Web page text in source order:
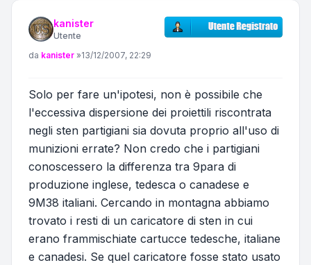
kanister
Utente
Messaggio
da kanister »13/12/2007, 22:29
Solo per fare un'ipotesi, non è possibile che
l'eccessiva dispersione dei proiettili riscontrata
negli sten partigiani sia dovuta proprio all'uso di
munizioni errate? Non credo che i partigiani
conoscessero la differenza tra 9para di
produzione inglese, tedesca o canadese e
9M38 italiani. Cercando in montagna abbiamo
trovato i resti di un caricatore di sten in cui
erano frammischiate cartucce tedesche, italiane
e canadesi. Se quel caricatore fosse stato usato